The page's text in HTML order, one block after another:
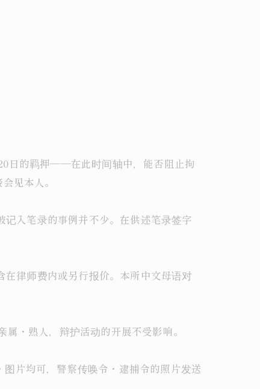
不法就労・オーバーステイ
日的羁押——在此时间轴中，能否阻止拘
见本人。
入笔录的事例并不少。在供述笔录签字
律师费内或另行报价。本所中文母语对
・熟人，辩护活动的开展不受影响。
片均可，警察传唤令・逮捕令的照片发送